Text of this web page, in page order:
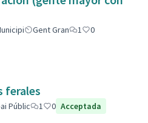
Gent Gran 1
0
ferales
Públic 1 0 Acceptada